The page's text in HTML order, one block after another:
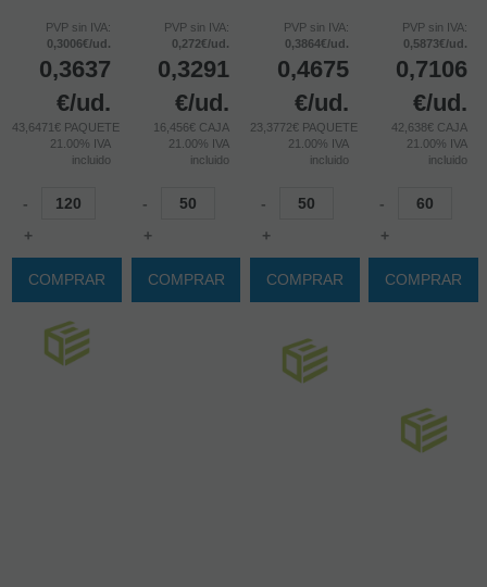
PVP sin IVA:
0,3006€/ud.
0,3637
€/ud.
43,6471€ PAQUETE
21.00% IVA
incluido
-
+
COMPRAR
PVP sin IVA:
0,272€/ud.
0,3291
€/ud.
16,456€ CAJA
21.00% IVA
incluido
-
+
COMPRAR
PVP sin IVA:
0,3864€/ud.
0,4675
€/ud.
23,3772€ PAQUETE
21.00% IVA
incluido
-
+
COMPRAR
PVP sin IVA:
0,5873€/ud.
0,7106
€/ud.
42,638€ CAJA
21.00% IVA
incluido
-
+
COMPRAR